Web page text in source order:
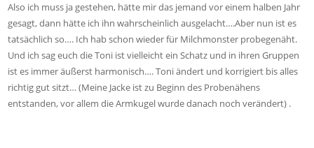
Also ich muss ja gestehen, hätte mir das jemand vor einem halben Jahr
gesagt, dann hätte ich ihn wahrscheinlich ausgelacht….Aber nun ist es
tatsächlich so…. Ich hab schon wieder für Milchmonster probegenäht.
Und ich sag euch die Toni ist vielleicht ein Schatz und in ihren Gruppen
ist es immer äußerst harmonisch…. Toni ändert und korrigiert bis alles
richtig gut sitzt… (Meine Jacke ist zu Beginn des Probenähens
entstanden, vor allem die Armkugel wurde danach noch verändert) .